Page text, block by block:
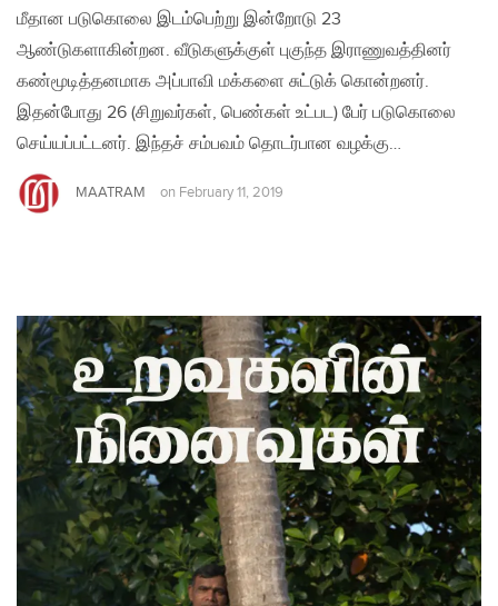
மீதான படுகொலை இடம்பெற்று இன்றோடு 23
ஆண்டுகளாகின்றன. வீடுகளுக்குள் புகுந்த இராணுவத்தினர்
கண்மூடித்தனமாக அப்பாவி மக்களை சுட்டுக் கொன்றனர்.
இதன்போது 26 (சிறுவர்கள், பெண்கள் உட்பட) பேர் படுகொலை
செய்யப்பட்டனர். இந்தச் சம்பவம் தொடர்பான வழக்கு…
MAATRAM on February 11, 2019